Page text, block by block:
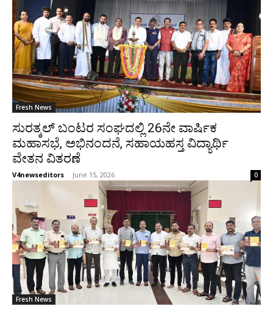
Fresh News
ಸುರತ್ಕಲ್ ಬಂಟರ ಸಂಘದಲ್ಲಿ 26ನೇ ವಾರ್ಷಿಕ
ಮಹಾಸಭೆ, ಅಭಿನಂದನೆ, ಸಹಾಯಹಸ್ತ ವಿದ್ಯಾರ್ಥಿ
ವೇತನ ವಿತರಣೆ
V4newseditors - June 15, 2026 0
Fresh News